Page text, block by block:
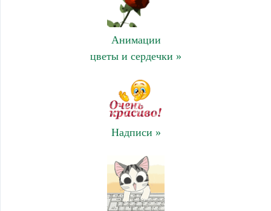
Анимации
цветы и сердечки »
Надписи »